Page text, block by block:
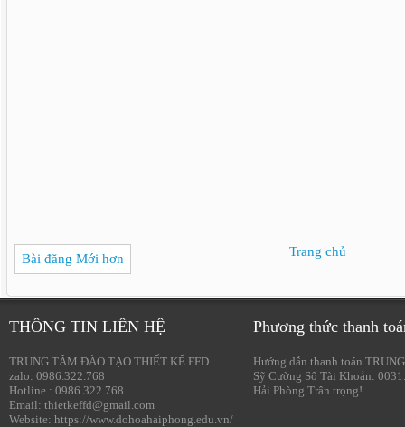
Bài đăng Mới hơn Trang chủ
THÔNG TIN LIÊN HỆ
TRUNG TÂM ĐÀO TẠO THIẾT KẾ FFD
zalo: 0986.322.768
Hotline : 0986.322.768
Email: thietkeffd@gmail.com
Website: https://www.dohoahaiphong.edu.vn/
Phương thức thanh
Hướng dẫn thanh toán
Sỹ Cường Số Tài Khoản:
Hải Phòng Trân trọng!